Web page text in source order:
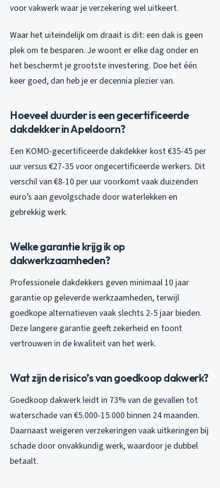
voor vakwerk waar je verzekering wel uitkeert.
Waar het uiteindelijk om draait is dit: een dak is geen
plek om te besparen. Je woont er elke dag onder en
het beschermt je grootste investering. Doe het één
keer goed, dan heb je er decennia plezier van.
Hoeveel duurder is een gecertificeerde
dakdekker in Apeldoorn?
Een KOMO-gecertificeerde dakdekker kost €35-45 per
uur versus €27-35 voor ongecertificeerde werkers. Dit
verschil van €8-10 per uur voorkomt vaak duizenden
euro’s aan gevolgschade door waterlekken en
gebrekkig werk.
Welke garantie krijg ik op
dakwerkzaamheden?
Professionele dakdekkers geven minimaal 10 jaar
garantie op geleverde werkzaamheden, terwijl
goedkope alternatieven vaak slechts 2-5 jaar bieden.
Deze langere garantie geeft zekerheid en toont
vertrouwen in de kwaliteit van het werk.
Wat zijn de risico’s van goedkoop dakwerk?
Goedkoop dakwerk leidt in 73% van de gevallen tot
waterschade van €5.000-15.000 binnen 24 maanden.
Daarnaast weigeren verzekeringen vaak uitkeringen bij
schade door onvakkundig werk, waardoor je dubbel
betaalt.